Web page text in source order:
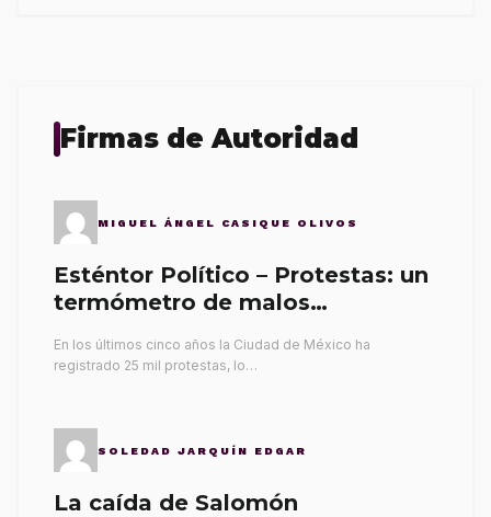
Firmas de Autoridad
MIGUEL ÁNGEL CASIQUE OLIVOS
Esténtor Político – Protestas: un
termómetro de malos
En los últimos cinco años la Ciudad de México ha
registrado 25 mil protestas, lo…
SOLEDAD JARQUÍN EDGAR
La caída de Salomón